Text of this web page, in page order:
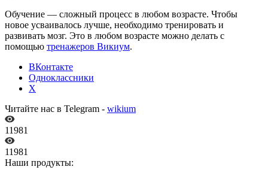
Обучение — сложный процесс в любом возрасте. Чтобы
новое усваивалось лучше, необходимо тренировать и
развивать мозг. Это в любом возрасте можно делать с
помощью тренажеров Викиум.
ВКонтакте
Одноклассники
X
Читайте нас в Telegram - wikium
11981
11981
Наши продукты: